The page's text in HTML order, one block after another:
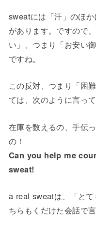
sweatには「汗」のほ
があります。ですので
い」、つまり「お安い
ですね。
この反対、つまり「困
ては、次のように言っ
在庫を数えるの、手伝
の！
Can you help me
sweat!
a real sweatは、「とて
ちらもくだけた会話で